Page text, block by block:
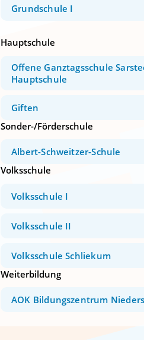
Grundschule I
Hauptschule
Offene Ganztagsschule
Hauptschule
Giften
Sonder-/Förderschule
Albert-Schweitzer-Schule
Volksschule
Volksschule I
Volksschule II
Volksschule Schliekum
Weiterbildung
AOK Bildungszentrum